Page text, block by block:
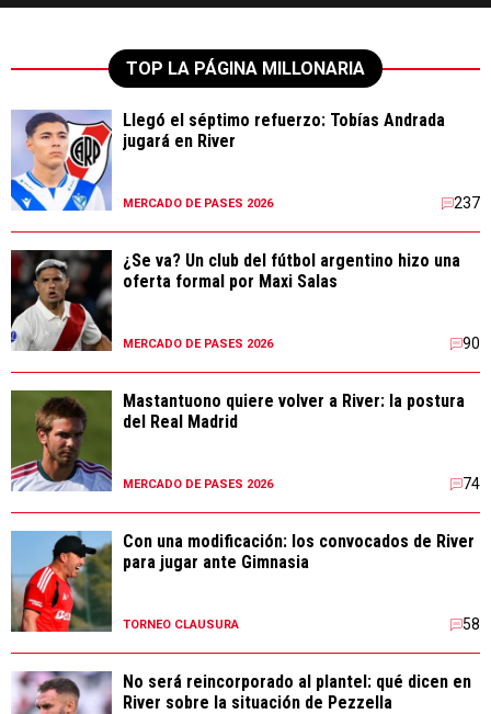
TOP LA PÁGINA MILLONARIA
Llegó el séptimo refuerzo: Tobías Andrada
jugará en River
MERCADO DE PASES 2026 237
¿Se va? Un club del fútbol argentino hizo una
oferta formal por Maxi Salas
MERCADO DE PASES 2026 90
Mastantuono quiere volver a River: la postura
del Real Madrid
MERCADO DE PASES 2026 74
Con una modificación: los convocados de River
para jugar ante Gimnasia
TORNEO CLAUSURA 58
No será reincorporado al plantel: qué dicen en
River sobre la situación de Pezzella